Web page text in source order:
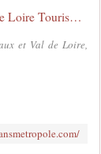
Orléans Val de Loire Tourisme - Préparer son séjour à Orléans
et Val de Loire,